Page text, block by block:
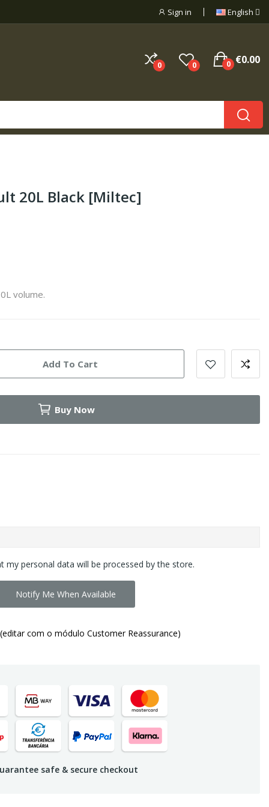
Sign in English
0 0 €0.00
0
20L Black [Miltec]
volume.
Add To Cart
Buy Now
my personal data will be processed by the store.
Notify Me When Available
(editar com o módulo Customer Reassurance)
safe & secure checkout